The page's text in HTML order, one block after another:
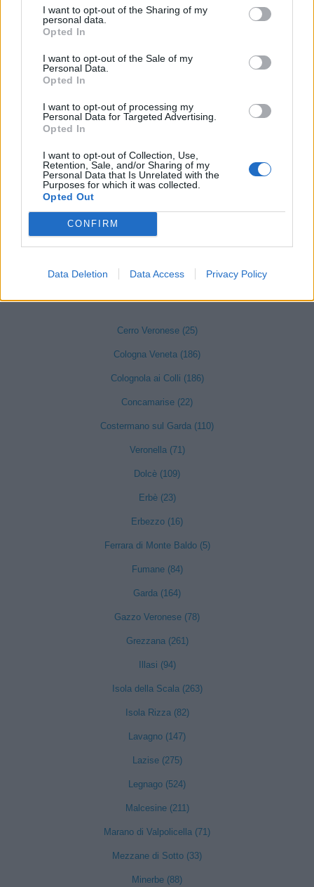
I want to opt-out of the Sharing of my
personal data.
Opted In
I want to opt-out of the Sale of my
Personal Data.
Opted In
I want to opt-out of processing my
Personal Data for Targeted Advertising.
Opted In
I want to opt-out of Collection, Use,
Retention, Sale, and/or Sharing of my
Personal Data that Is Unrelated with the
Purposes for which it was collected.
Opted Out
CONFIRM
Data Deletion Data Access Privacy Policy
Caprino Veronese (174)
Castagnaro (49)
Castelnuovo del Garda (347)
Cazzano di Tramigna (31)
Cerro Veronese (25)
Cologna Veneta (186)
Colognola ai Colli (186)
Concamarise (22)
Costermano sul Garda (110)
Veronella (71)
Dolcè (109)
Erbè (23)
Erbezzo (16)
Ferrara di Monte Baldo (5)
Fumane (84)
Garda (164)
Gazzo Veronese (78)
Grezzana (261)
Illasi (94)
Isola della Scala (263)
Isola Rizza (82)
Lavagno (147)
Lazise (275)
Legnago (524)
Malcesine (211)
Marano di Valpolicella (71)
Mezzane di Sotto (33)
Minerbe (88)